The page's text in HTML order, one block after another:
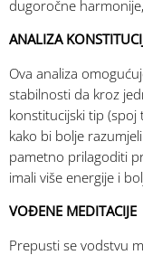
dugoročne
ANALIZA
Ova analiza
stabilnosti da kroz
konstitucijski tip (spoj
kako bi bolje
pametno prilagoditi
imali više energije i
VOĐENE MEDITACIJE
Prepusti se vodstvu